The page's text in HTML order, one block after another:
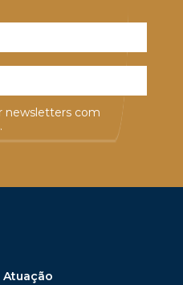
newsletters com
Atuação